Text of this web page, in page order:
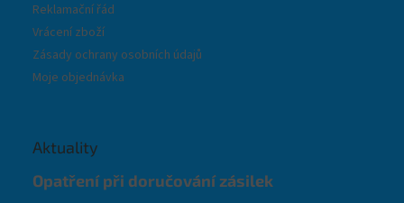
Reklamační řád
Vrácení zboží
Zásady ochrany osobních údajů
Moje objednávka
Aktuality
Opatření při doručování zásilek